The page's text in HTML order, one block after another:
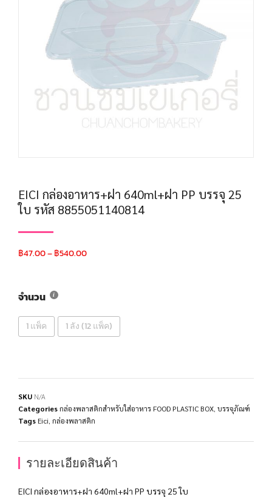
EICI กล่องอาหาร+ฝา 640ml+ฝา PP บรรจุ 25
ใบ รหัส 8855051140814
฿47.00–฿540.00
จำนวน
1 แพ็ค 1 ลัง (12 แพ็ค)
SKU N/A
Categoriesกล่องพลาสติกสำหรับใส่อาหาร FOOD PLASTIC BOX บรรจุภัณฑ์
Tags Eici กล่องพลาสติก
รายละเอียดสินค้า
EICI กล่องอาหาร+ฝา 640ml+ฝา PP บรรจุ 25 ใบ